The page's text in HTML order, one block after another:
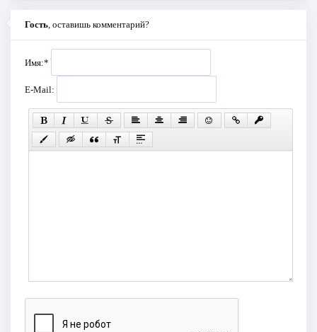
Гость, оставишь комментарий?
Имя:*
E-Mail: